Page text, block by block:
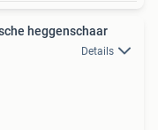
heggenschaar
Details